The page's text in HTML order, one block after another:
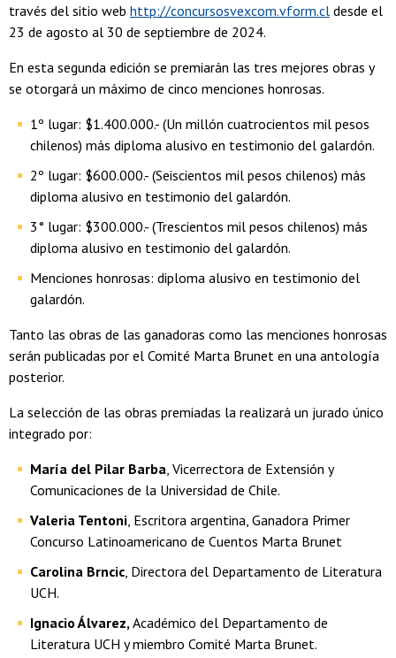
través del sitio web http://concursosvexcom.vform.cl desde el
23 de agosto al 30 de septiembre de 2024.
En esta segunda edición se premiarán las tres mejores obras y
se otorgará un máximo de cinco menciones honrosas.
1º lugar: $1.400.000.- (Un millón cuatrocientos mil pesos
chilenos) más diploma alusivo en testimonio del galardón.
2º lugar: $600.000.- (Seiscientos mil pesos chilenos) más
diploma alusivo en testimonio del galardón.
3° lugar: $300.000.- (Trescientos mil pesos chilenos) más
diploma alusivo en testimonio del galardón.
Menciones honrosas: diploma alusivo en testimonio del
galardón.
Tanto las obras de las ganadoras como las menciones honrosas
serán publicadas por el Comité Marta Brunet en una antología
posterior.
La selección de las obras premiadas la realizará un jurado único
integrado por:
María del Pilar Barba, Vicerrectora de Extensión y
Comunicaciones de la Universidad de Chile.
Valeria Tentoni, Escritora argentina, Ganadora Primer
Concurso Latinoamericano de Cuentos Marta Brunet
Carolina Brncic, Directora del Departamento de Literatura
UCH.
Ignacio Álvarez,Académico del Departamento de
Literatura UCH y miembro Comité Marta Brunet.